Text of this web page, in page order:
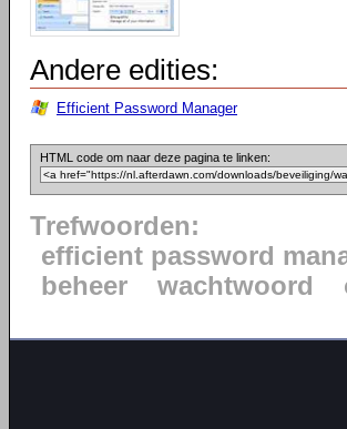
Andere edities:
Efficient Password Manager
HTML code om naar deze pagina te linken:
Trefwoorden:
efficient password
beheer
wachtwoord